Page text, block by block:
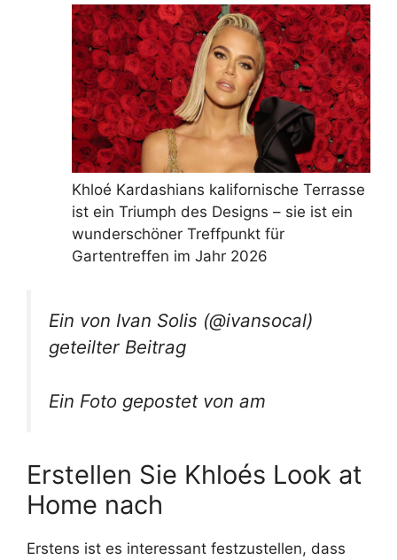
Khloé Kardashians kalifornische Terrasse
ist ein Triumph des Designs – sie ist ein
wunderschöner Treffpunkt für
Gartentreffen im Jahr 2026
Ein von Ivan Solis (@ivansocal)
geteilter Beitrag
Ein Foto gepostet von am
Erstellen Sie Khloés Look at
Home nach
Erstens ist es interessant festzustellen, dass